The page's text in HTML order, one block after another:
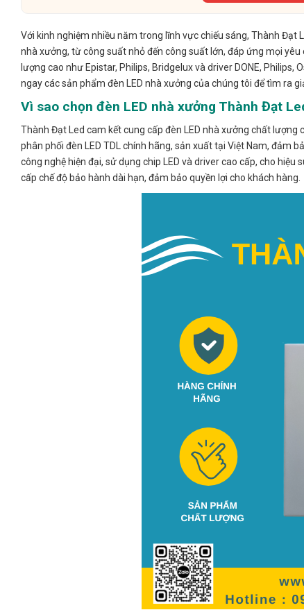
Với kinh nghiệm nhiều năm trong lĩnh vực chiếu sáng, Thành Đạt
nhà xưởng, từ công suất nhỏ đến công suất lớn, đáp ứng mọi
lượng cao như Epistar, Philips, Bridgelux và driver DONE,
ngay các sản phẩm đèn LED nhà xưởng của chúng tôi để tìm ra
Vì sao chọn đèn LED nhà xưởng Thành Đạt
Thành Đạt Led cam kết cung cấp đèn LED nhà xưởng chất
phân phối đèn LED TDL chính hãng, sản xuất tại Việt Nam, đảm
công nghệ hiện đại, sử dụng chip LED và driver cao cấp, cho
cấp chế độ bảo hành dài hạn, đảm bảo quyền lợi cho khách hàng.